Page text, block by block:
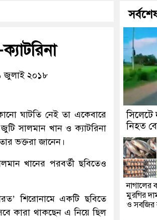
জুলাই ২০১৮
ঘাটতি নেই তা একেবারে
সালমান খান ও ক্যাটরিনা
ভক্তরা জানেন।
খানের পরবর্তী ছবিতেও
শিরোনামে একটি ছবিতে
কারা থাকছেন এ নিয়ে ছিল
সিলেটে
নিহত
নাগালের
মুরগির
ও সবজির